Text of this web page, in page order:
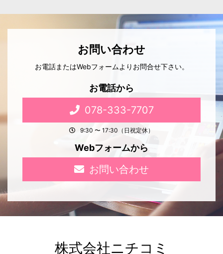
お問い合わせ
お電話またはWebフォームよりお問合せ下さい。
お電話から
078-333-7707
9:30 〜 17:30（日祝定休）
Webフォームから
お問い合わせ
株式会社ニチコミ